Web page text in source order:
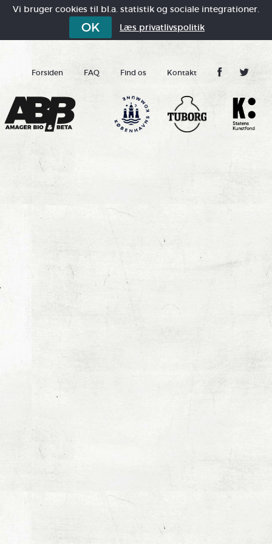
Vi bruger cookies til bl.a. statistik og sociale integrationer.
OK Læs privatlivspolitik
Forsiden FAQ Find os Kontakt